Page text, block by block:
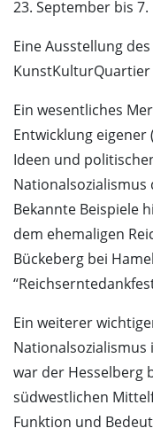
23. September bis
Eine Ausstellung
KunstKulturQuartier
Ein wesentliches
Entwicklung
Ideen und
Bekannte Beispiele
dem ehemaligen
Bückeberg bei
Ein weiterer
Nationalsozialismus
war der Hesselberg
südwestlichen
Funktion und